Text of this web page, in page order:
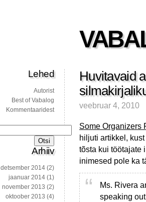
Huvitavaid
veebruar 4, 2010
Some Organizers
hiljuti artikkel,
tõsta kui töötajate
inimesed pole ka
Ms. Rivera
speaking
Lehed
Autorist
Best of Vabalog
Kommentaaridest
Arhiiv
detsember 2014 (2)
jaanuar 2014 (1)
november 2013 (2)
oktoober 2013 (4)